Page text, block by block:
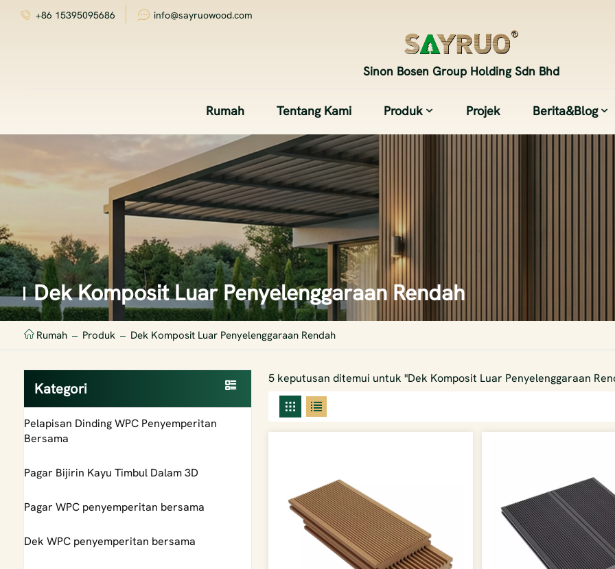
+86 15395095686 info@sayruowood.com
Sinon Bosen Group Holding Sdn Bhd
Rumah Tentang Kami Produk Projek Berita&Blog
Dek Komposit Luar Penyelenggaraan Rendah
Rumah Produk Dek Komposit Luar Penyelenggaraan Rendah
Kategori
Pelapisan Dinding WPC Penyemperitan
Bersama
Pagar Bijirin Kayu Timbul Dalam 3D
Pagar WPC penyemperitan bersama
Dek WPC penyemperitan bersama
5 keputusan ditemui untuk "Dek Komposit Luar Penyelenggaraan